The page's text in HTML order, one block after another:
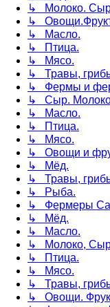
↳ Молоко.
↳
↳ Масло.
↳ Птица.
↳ Мясо.
↳ Травы,
↳ Фермы и
↳ Сыр.
↳ Масло.
↳ Птица.
↳ Мясо.
↳ Овощи и
↳ Мёд.
↳ Травы,
↳ Рыба.
↳ Фермеры
↳ Мёд.
↳ Масло.
↳ Молоко,
↳ Птица.
↳ Мясо.
↳ Травы,
↳ Овощи.